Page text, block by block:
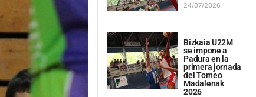
24/07/2026
Bizkaia U22M
se impone a
Padura en la
primera jornada
del Torneo
Madalenak
2026